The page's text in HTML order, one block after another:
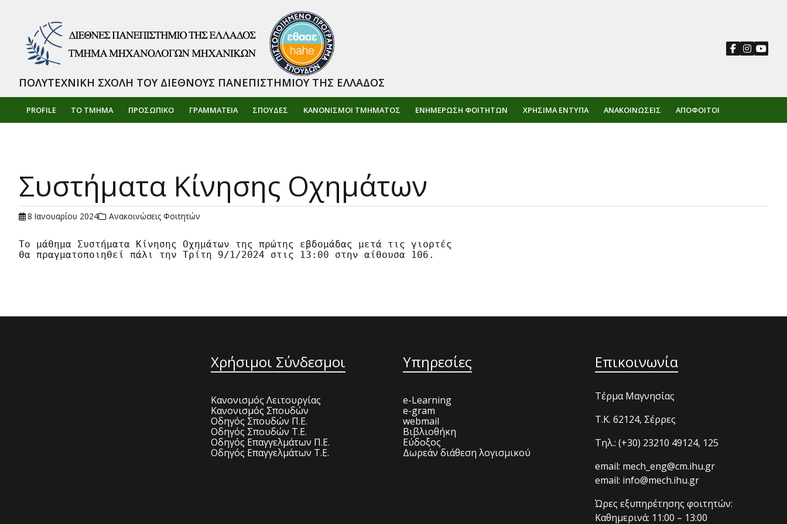
PROFILE ΤΟ ΤΜΗΜΑ ΠΡΟΣΩΠΙΚΌ ΓΡΑΜΜΑΤΕΙΑ ΣΠΟΥΔΕΣ ΚΑΝΟΝΙΣΜΟΙ ΤΜΗΜΑΤΟΣ ΕΝΗΜΈΡΩΣΗ ΦΟΙΤΗΤΏΝ ΧΡΉΣΙΜΑ ΈΝΤΥΠΑ ΑΝΑΚΟΙΝΏΣΕΙΣ ΑΠΌΦΟΙΤΟΙ
ΠΟΛΥΤΕΧΝΙΚΗ ΣΧΟΛΗ ΤΟΥ ΔΙΕΘΝΟΥΣ ΠΑΝΕΠΙΣΤΗΜΙΟΥ ΤΗΣ ΕΛΛΑΔΟΣ
Συστήματα Κίνησης Οχημάτων
8 Ιανουαρίου 2024 Ανακοινώσεις Φοιτητών
Το μάθημα Συστήματα Κίνησης Οχημάτων της πρώτης εβδομάδας μετά τις γιορτές
Χρήσιμοι Σύνδεσμοι
Κανονισμός Λειτουργίας
Κανονισμός Σπουδών
Οδηγός Σπουδών Π.Ε.
Οδηγός Σπουδών Τ.Ε.
Οδηγός Επαγγελμάτων Π.Ε.
Οδηγός Επαγγελμάτων Τ.Ε.
Υπηρεσίες
e-Learning
e-gram
webmail
Βιβλιοθήκη
Εύδοξος
Δωρεάν διάθεση λογισμικού
Επικοινωνία
Τέρμα Μαγνησίας
T.K. 62124, Σέρρες
Τηλ.: (+30) 23210 49124, 125
email: mech_eng@cm.ihu.gr
email: info@mech.ihu.gr
Ώρες εξυπηρέτησης φοιτητών:
Καθημερινά: 11:00 – 13:00